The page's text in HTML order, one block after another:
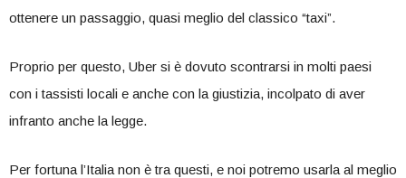
ottenere un passaggio, quasi meglio del classico “taxi”.
Proprio per questo, Uber si è dovuto scontrarsi in molti paesi
con i tassisti locali e anche con la giustizia, incolpato di aver
infranto anche la legge.
Per fortuna l’Italia non è tra questi, e noi potremo usarla al meglio